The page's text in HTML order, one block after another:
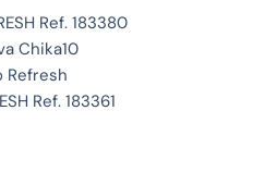
Ref. 183380
Chika10
Refresh
Ref. 183361